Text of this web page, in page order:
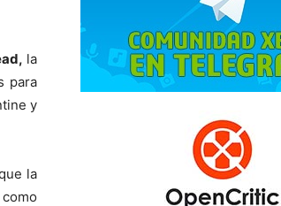
la
para
y
la